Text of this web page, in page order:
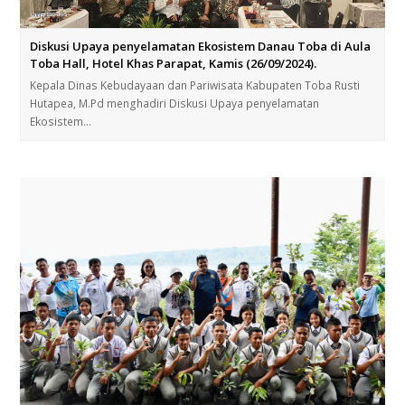
Diskusi Upaya penyelamatan Ekosistem Danau Toba di Aula
Toba Hall, Hotel Khas Parapat, Kamis (26/09/2024).
Kepala Dinas Kebudayaan dan Pariwisata Kabupaten Toba Rusti
Hutapea, M.Pd menghadiri Diskusi Upaya penyelamatan
Ekosistem…